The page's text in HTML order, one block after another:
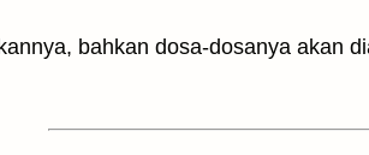
bahkan dosa-dosanya akan